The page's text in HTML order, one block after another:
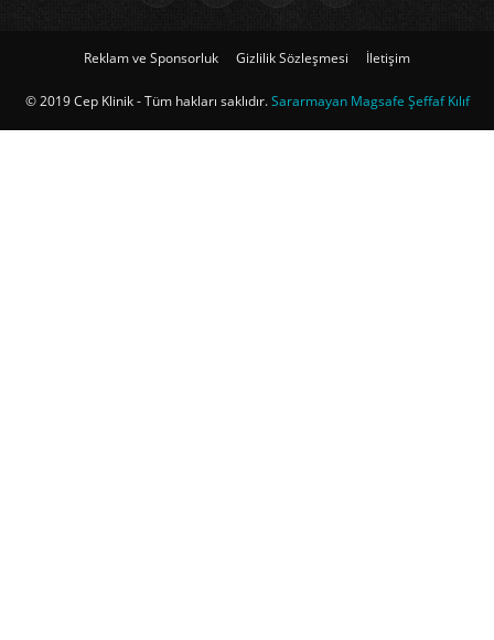
Reklam ve Sponsorluk Gizlilik Sözleşmesi İletişim
© 2019 Cep Klinik - Tüm hakları saklıdır.Sararmayan Magsafe Şeffaf Kılıf